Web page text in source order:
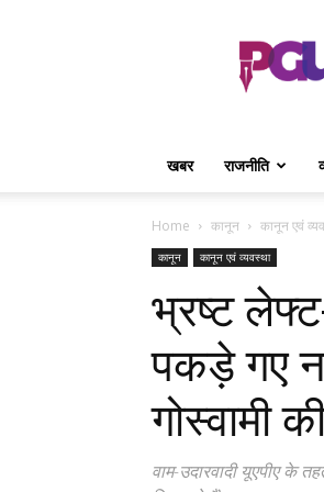
PGurus
Hindi
खबर राजनीति
Home कानून कानून एवं
कानून कानून एवं व्यवस्था
भ्रष्ट
पकड़े गए
गोस्वामी
वाम-उदारवादी यूएपीए के